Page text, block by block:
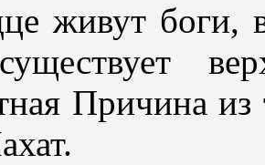
живут боги,
Причина из